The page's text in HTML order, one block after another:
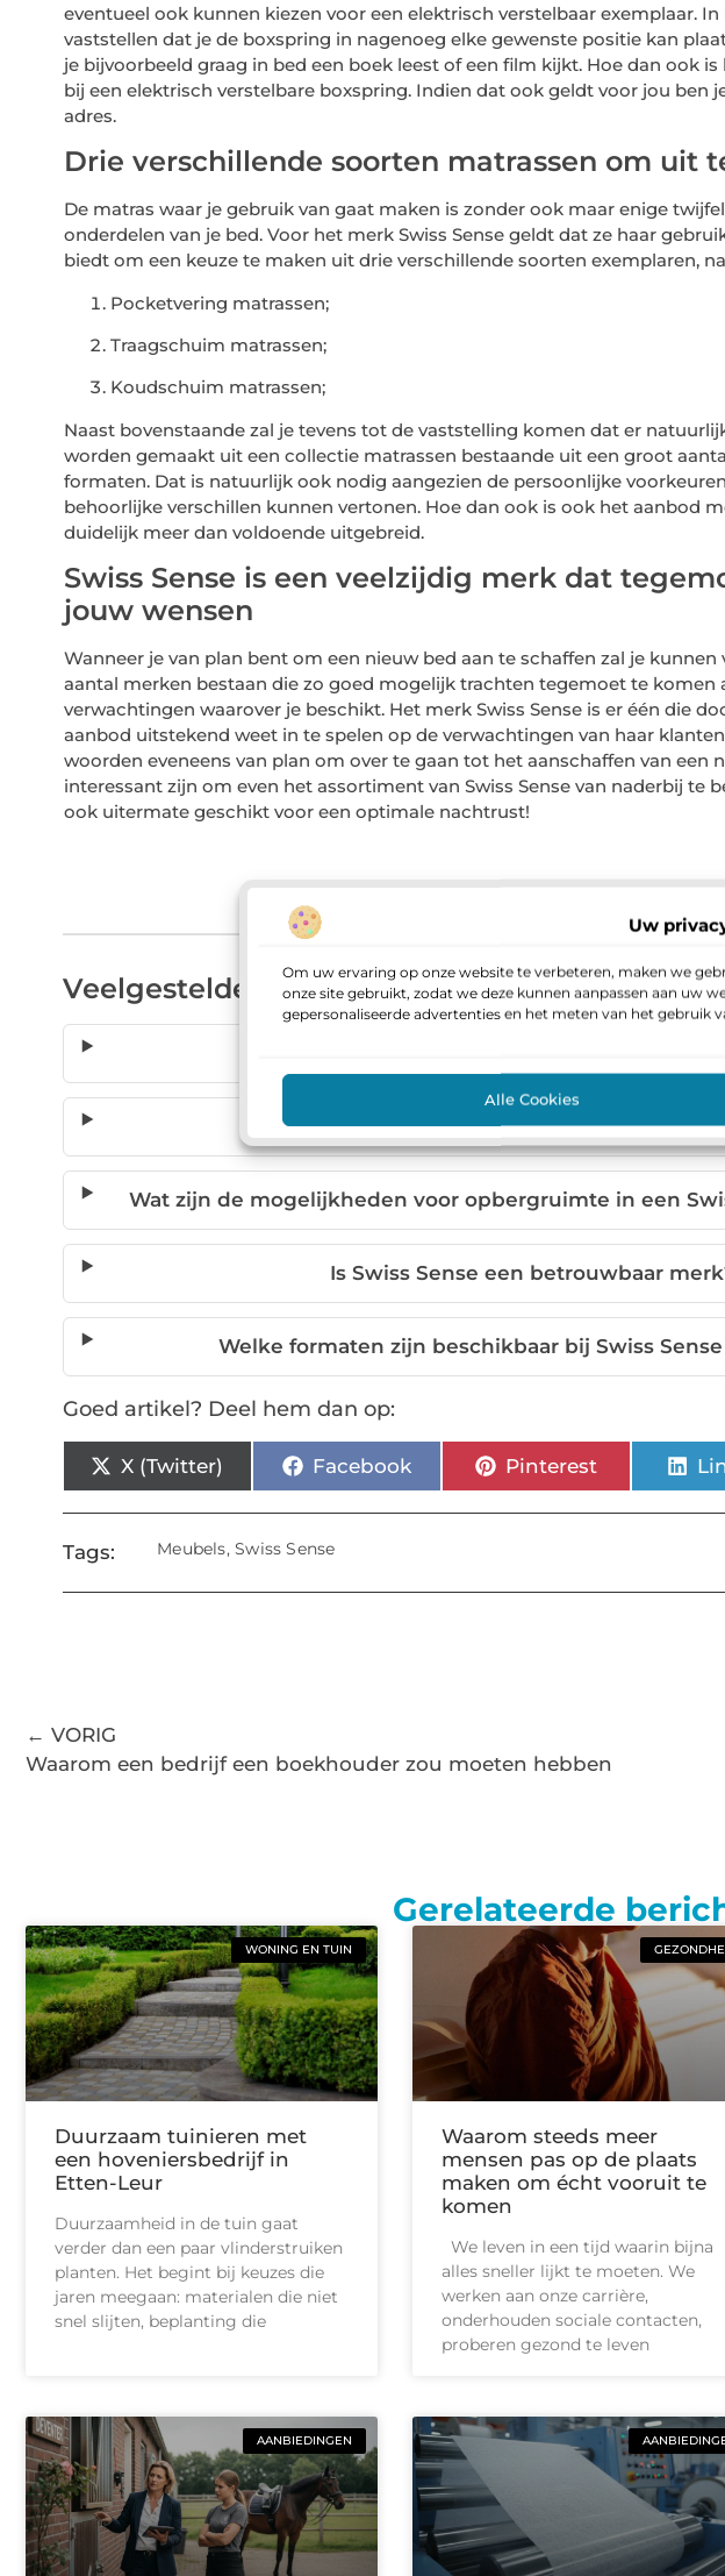
Uw
Om uw ervaring op onze website te verbeteren, maken we
onze site gebruikt, zodat we deze kunnen aanpassen aan uw
gepersonaliseerde advertenties en het meten van het gebruik
Alle Cookies
eventueel ook kunnen kiezen voor een elektrisch verstelbaar exemplaar.
vaststellen dat je de boxspring in nagenoeg elke gewenste positie kan
je bijvoorbeeld graag in bed een boek leest of een film kijkt. Hoe dan ook
bij een elektrisch verstelbare boxspring. Indien dat ook geldt voor jou ben
adres.
Drie verschillende soorten matrassen om uit
De matras waar je gebruik van gaat maken is zonder ook maar enige
onderdelen van je bed. Voor het merk Swiss Sense geldt dat ze haar
biedt om een keuze te maken uit drie verschillende soorten exemplaren,
Pocketvering matrassen;
Traagschuim matrassen;
Koudschuim matrassen;
Naast bovenstaande zal je tevens tot de vaststelling komen dat er
worden gemaakt uit een collectie matrassen bestaande uit een groot
formaten. Dat is natuurlijk ook nodig aangezien de persoonlijke
behoorlijke verschillen kunnen vertonen. Hoe dan ook is ook het aanbod
duidelijk meer dan voldoende uitgebreid.
Swiss Sense is een veelzijdig merk dat
jouw wensen
Wanneer je van plan bent om een nieuw bed aan te schaffen zal je
aantal merken bestaan die zo goed mogelijk trachten tegemoet te komen
verwachtingen waarover je beschikt. Het merk Swiss Sense is er één die
aanbod uitstekend weet in te spelen op de verwachtingen van haar
woorden eveneens van plan om over te gaan tot het aanschaffen van een
interessant zijn om even het assortiment van Swiss Sense van naderbij te
ook uitermate geschikt voor een optimale nachtrust!
Veelgestelde vragen
Kan ik een elektrisch verstelbare boxspring
Wat zijn de mogelijkheden voor opbergruimte in een
Is Swiss Sense een betrouwbaar
Welke formaten zijn beschikbaar bij Swiss Sense
Goed artikel? Deel hem dan op:
X (Twitter) Facebook Pinterest
Tags: Meubels,Swiss Sense
← VORIG
Waarom een ​​bedrijf een boekhouder zou moeten hebben
Gerelateerde
WONING EN TUIN
Duurzaam tuinieren met
een hoveniersbedrijf in
Etten-Leur
Duurzaamheid in de tuin gaat
verder dan een paar vlinderstruiken
planten. Het begint bij keuzes die
jaren meegaan: materialen die niet
snel slijten, beplanting die
Waarom steeds meer
mensen pas op de plaats
maken om écht vooruit te
komen
We leven in een tijd waarin bijna
alles sneller lijkt te moeten. We
werken aan onze carrière,
onderhouden sociale contacten,
proberen gezond te leven
AANBIEDINGEN